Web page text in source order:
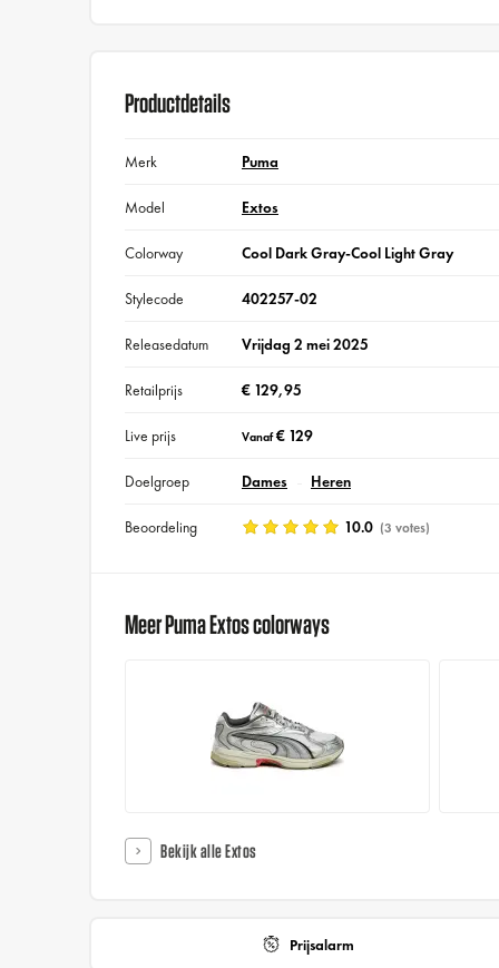
Productdetails
Merk Puma
Model Extos
Colorway Cool Dark Gray-Cool Light Gray
Stylecode 402257-02
Releasedatum Vrijdag 2 mei 2025
Retailprijs € 129,95
Live prijs Vanaf€ 129
Doelgroep Dames Heren
Beoordeling 10.0 (3 votes)
Meer Puma Extos colorways
Bekijk alle Extos
Prijsalarm